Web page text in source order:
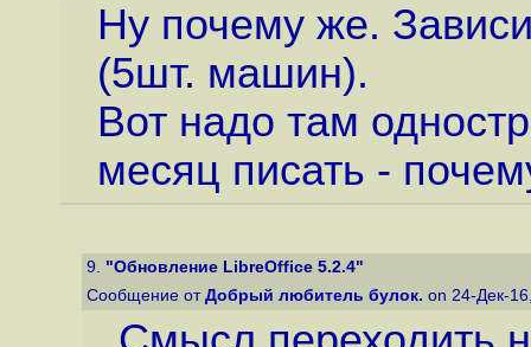
Ну почему же.
(5шт. машин).
Вот надо там
месяц писать -
9. "Обновление LibreOffice 5.2.4"
Сообщение от Добрый любитель булок. on 24-Дек-